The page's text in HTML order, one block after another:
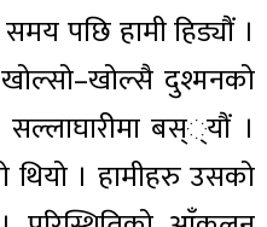
पछि हामी हिड्यौं ।
दुश्मनको
बस््यौं ।
थियो । हामीहरु उसको